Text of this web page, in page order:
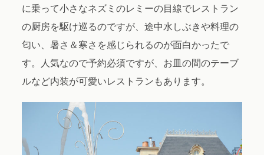
に乗って小さなネズミのレミーの目線でレストラン
の厨房を駆け巡るのですが、途中水しぶきや料理の
匂い、暑さ＆寒さを感じられるのが面白かったで
す。人気なので予約必須ですが、お皿の間のテーブ
ルなど内装が可愛いレストランもあります。